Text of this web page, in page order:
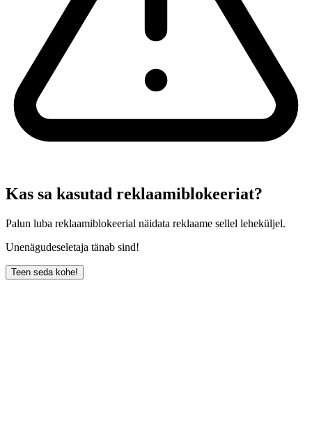
Kas sa kasutad reklaamiblokeeriat?
Palun luba reklaamiblokeerial näidata reklaame sellel leheküljel.
Unenägudeseletaja tänab sind!
Teen seda kohe!